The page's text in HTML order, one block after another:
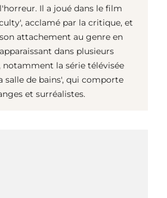
Il a joué dans le film
acclamé par la critique, et
attachement au genre en
dans plusieurs
la série télévisée
salle de bains', qui comporte
et surréalistes.